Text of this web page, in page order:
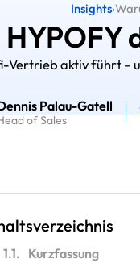
Insights›
Vertrieb aktiv führt –
Palau-Gatell
of Sales
1.1. Kurzfassung